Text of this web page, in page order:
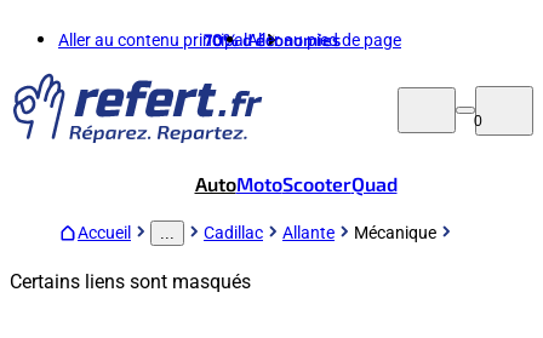
Aller au contenu principalAller au pied de page
70%d'économies
0
AutoMotoScooterQuad
Accueil Cadillac Allante Mécanique
Certains liens sont masqués